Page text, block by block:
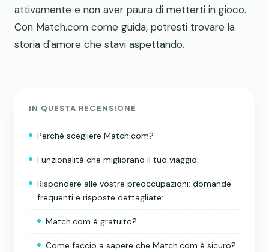
attivamente e non aver paura di metterti in gioco.
Con Match.com come guida, potresti trovare la
storia d'amore che stavi aspettando.
IN QUESTA RECENSIONE
Perché scegliere Match.com?
Funzionalità che migliorano il tuo viaggio:
Rispondere alle vostre preoccupazioni: domande
frequenti e risposte dettagliate:
Match.com è gratuito?
Come faccio a sapere che Match.com è sicuro?